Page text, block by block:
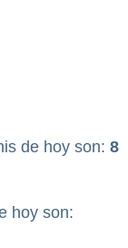
de hoy son: 8
hoy son: